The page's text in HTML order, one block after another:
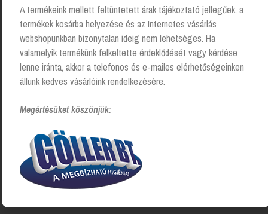
50 000 Ft felettingyenes kiszállítás!
A termékeink mellett feltüntetett árak tájékoztató jellegűek, a
termékek kosárba helyezése és az Internetes vásárlás
webshopunkban bizonytalan ideig nem lehetséges. Ha
valamelyik termékünk felkeltette érdeklődését vagy kérdése
lenne iránta, akkor a telefonos és e-mailes elérhetőségeinken
állunk kedves vásárlóink rendelkezésére.
Megértésüket köszönjük: